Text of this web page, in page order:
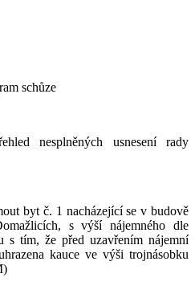
schůze
nesplněných usnesení rady
byt č. 1 nacházející se v budově
s výší nájemného dle
s tím, že před uzavřením nájemní
kauce ve výši trojnásobku